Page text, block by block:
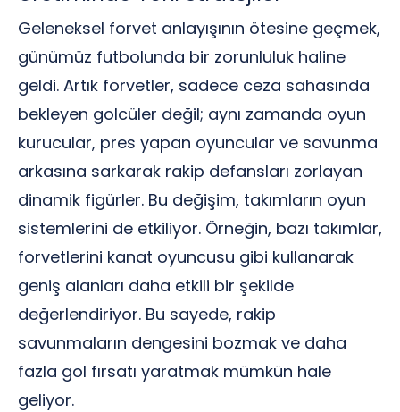
Geleneksel forvet anlayışının ötesine geçmek,
günümüz futbolunda bir zorunluluk haline
geldi. Artık forvetler, sadece ceza sahasında
bekleyen golcüler değil; aynı zamanda oyun
kurucular, pres yapan oyuncular ve savunma
arkasına sarkarak rakip defansları zorlayan
dinamik figürler. Bu değişim, takımların oyun
sistemlerini de etkiliyor. Örneğin, bazı takımlar,
forvetlerini kanat oyuncusu gibi kullanarak
geniş alanları daha etkili bir şekilde
değerlendiriyor. Bu sayede, rakip
savunmaların dengesini bozmak ve daha
fazla gol fırsatı yaratmak mümkün hale
geliyor.